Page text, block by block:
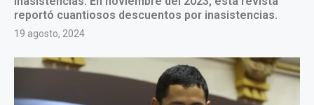
reportó cuantiosos descuentos por inasistencias.
19 agosto, 2024